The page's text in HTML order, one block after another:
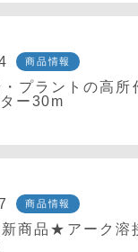
商品情報
プラントの高所
ー30m
商品情報
商品★アーク溶